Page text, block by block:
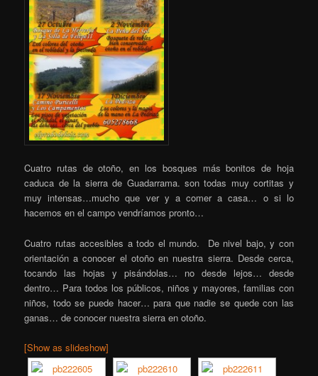
Cuatro rutas de otoño, en los bosques más bonitos de hoja
caduca de la sierra de Guadarrama. son todas muy cortitas y
muy intensas…mucho que ver y a comer a casa… o si lo
hacemos en el campo vendríamos pronto…
Cuatro rutas accesibles a todo el mundo. De nivel bajo, y con
orientación a conocer el otoño en nuestra sierra. Desde cerca,
tocando las hojas y pisándolas… no desde lejos… desde
dentro… Para todos los públicos, niños y mayores, familias con
niños, todo se puede hacer… para que nadie se quede con las
ganas… de conocer nuestra sierra en otoño.
[Show as slideshow]